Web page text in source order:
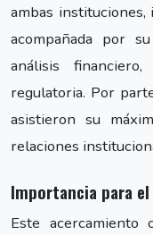
ambas
acompañada por
análisis
regulatoria. Por
asistieron su
relaciones
Importancia para
Este acercamiento